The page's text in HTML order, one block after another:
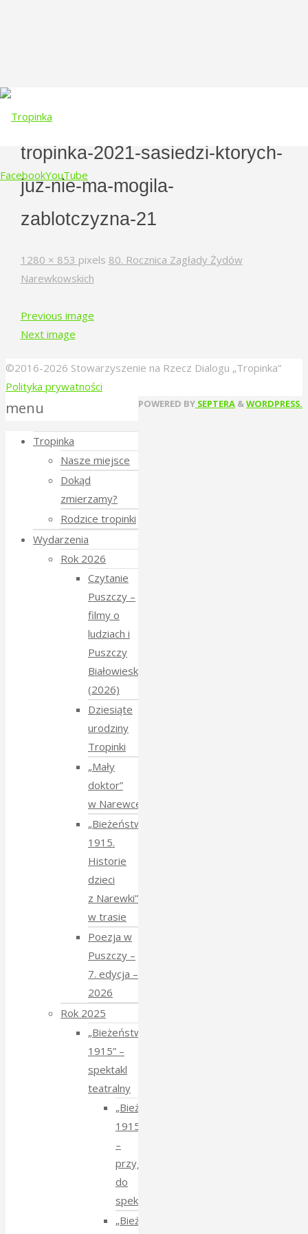
FacebookYouTube
tropinka-2021-sasiedzi-ktorych-
juz-nie-ma-mogila-
zablotczyzna-21
Full
size
1280 × 853 pixels 80. Rocznica Zagłady Żydów
Narewkowskich
Previous image
Next image
©2016-2026 Stowarzyszenie na Rzecz Dialogu „Tropinka”
Polityka prywatności
POWERED BY SEPTERA &WORDPRESS.
Back
Top
menu
Tropinka
Nasze miejsce
Dokąd
zmierzamy?
Rodzice tropinki
Wydarzenia
Rok 2026
Czytanie
Puszczy –
filmy o
ludziach i
Puszczy
Białowieskiej
(2026)
Dziesiąte
urodziny
Tropinki
„Mały
doktor”
w Narewce
„Bieżeństwo
1915.
Historie
dzieci
z Narewki”
w trasie
Poezja w
Puszczy –
7. edycja –
2026
Rok 2025
„Bieżeństwo
1915” –
spektakl
teatralny
„Bieżeństwo
1915”
–
przygotowania
do
spektaklu
„Bieżeństwo